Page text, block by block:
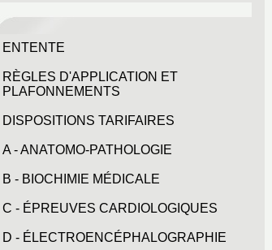
ENTENTE
RÈGLES D'APPLICATION ET
PLAFONNEMENTS
DISPOSITIONS TARIFAIRES
A - ANATOMO-PATHOLOGIE
B - BIOCHIMIE MÉDICALE
C - ÉPREUVES CARDIOLOGIQUES
D - ÉLECTROENCÉPHALOGRAPHIE